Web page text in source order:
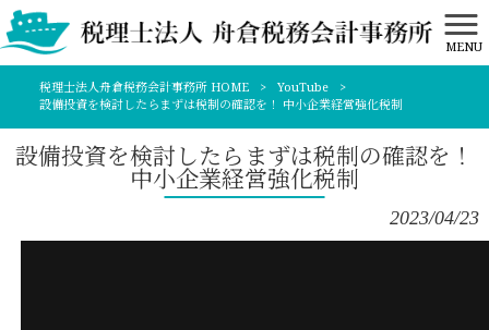
MENU
税理士法人舟倉税務会計事務所 HOME > YouTube
>
設備投資を検討したらまずは税制の確認を！ 中小企業経営強化税制
設備投資を検討したらまずは税制の確認を！
中小企業経営強化税制
2023/04/23